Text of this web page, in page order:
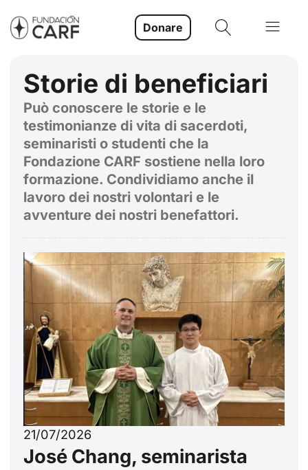
Donare
Storie di beneficiari
Può conoscere le storie e le
testimonianze di vita di sacerdoti,
seminaristi o studenti che la
Fondazione CARF sostiene nella loro
formazione. Condividiamo anche il
lavoro dei nostri volontari e le
avventure dei nostri benefattori.
21/07/2026
José Chang, seminarista